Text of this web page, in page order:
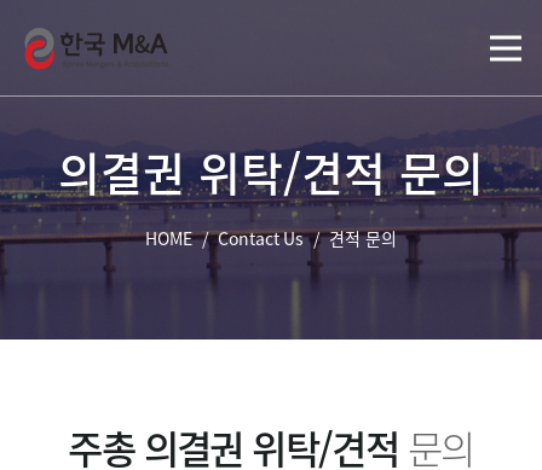
의결권 위탁/견적 문의
HOME / Contact Us / 견적 문의
주총 의결권 위탁/견적 문의